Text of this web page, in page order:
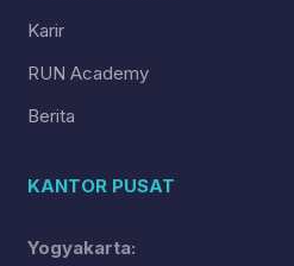
Karir
RUN Academy
Berita
KANTOR PUSAT
Yogyakarta: